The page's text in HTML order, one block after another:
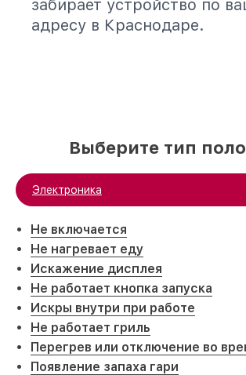
забирает устройство по
адресу в Краснодаре.
Выберите тип
Электроника
Не включается
Не нагревает еду
Искажение дисплея
Не работает кнопка запуска
Искры внутри при работе
Не работает гриль
Перегрев или отключение во
Появление запаха гари